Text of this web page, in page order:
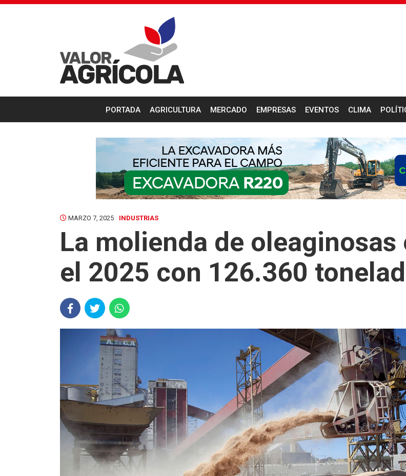
PORTADA AGRICULTURA MERCADO EMPRESAS EVENTOS CLIMA
MARZO 7, 2025 INDUSTRIAS
La molienda de
el 2025 con 126.360